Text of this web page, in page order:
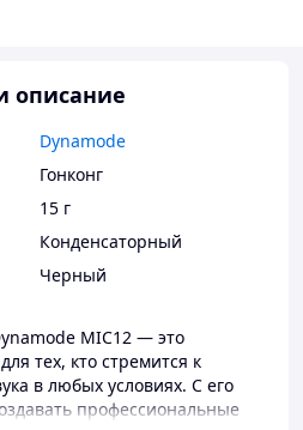
описание
Dynamode
Гонконг
15 г
Конденсаторный
Черный
MIC12 — это
тех, кто стремится к
в любых условиях. С его
профессиональные